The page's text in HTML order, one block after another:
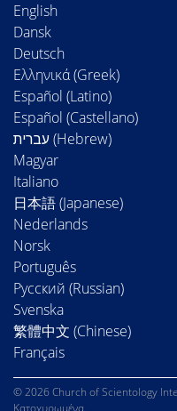
English
Dansk
Deutsch
Ελληνικά (Greek)
Español (Latino)
Español (Castellano)
Magyar
Italiano
日本語 (Japanese)
Nederlands
Norsk
Português
Русский (Russian)
Svenska
繁體中文 (Chinese)
Français
© 2026 Church of Scientology
Κατοχυρωμένα.